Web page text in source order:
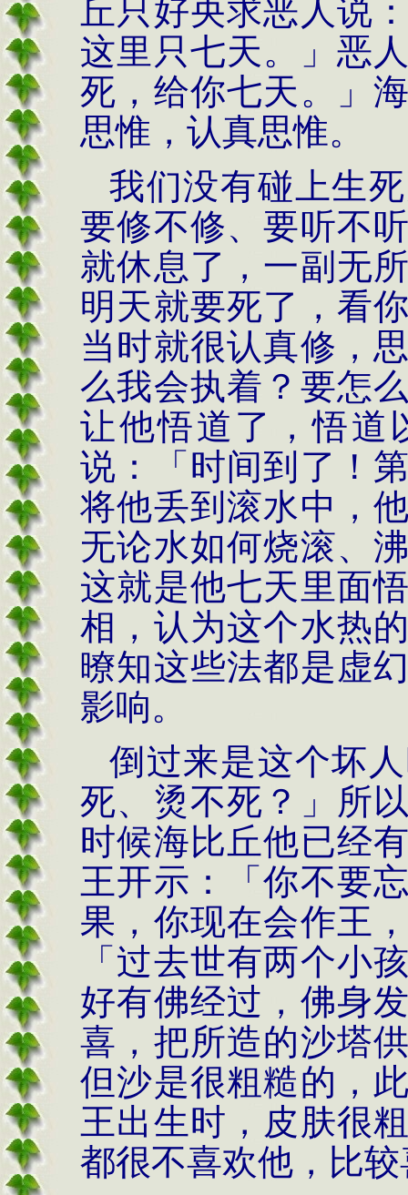
丘只好央求恶人说
这里只七天。」恶
死，给你七天。」
思惟，认真思惟。
我们没有碰上生
要修不修、要听不
就休息了，一副无
明天就要死了，看
当时就很认真修，
么我会执着？要怎
让他悟道了，悟道
说：「时间到了！
将他丢到滚水中，
无论水如何烧滚、
这就是他七天里面
相，认为这个水热
暸知这些法都是虚
影响。
倒过来是这个坏
死、烫不死？」所
时候海比丘他已经
王开示：「你不要
果，你现在会作王
「过去世有两个小
好有佛经过，佛身
喜，把所造的沙塔
但沙是很粗糙的，
王出生时，皮肤很
都很不喜欢他，比